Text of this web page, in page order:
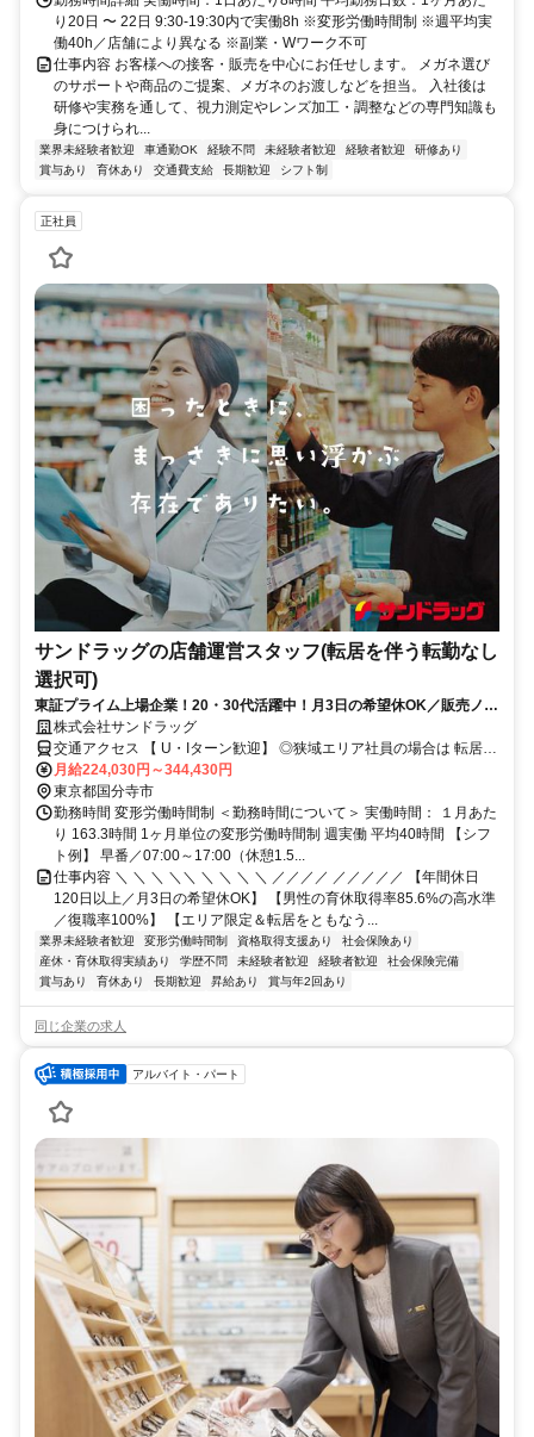
り20日 〜 22日 9:30-19:30内で実働8h ※変形労働時間制 ※週平均実
働40h／店舗により異なる ※副業・Wワーク不可
仕事内容 お客様への接客・販売を中心にお任せします。 メガネ選び
のサポートや商品のご提案、メガネのお渡しなどを担当。 入社後は
研修や実務を通して、視力測定やレンズ加工・調整などの専門知識も
身につけられ...
業界未経験者歓迎 車通勤OK 経験不問 未経験者歓迎 経験者歓迎
研修あり
賞与あり
育休あり 交通費支給 長期歓迎 シフト制
正社員
サンドラッグの店舗運営スタッフ(転居を伴う転勤なし
選択可)
東証プライム上場企業！20・30代活躍中！月3日の希望休OK／販売ノル
マなし／年収例32歳SV816万円／販促企画～商品管理など店舗運営がメ
インの仕事
株式会社サンドラッグ
交通アクセス 【 U・Iターン歓迎】 ◎狭域エリア社員の場合は 転居を
伴う転勤はありません。 ◎マイカー通勤OK
月給224,030円～344,430円
東京都国分寺市
勤務時間 変形労働時間制 ＜勤務時間について＞ 実働時間： １月あた
り 163.3時間 1ヶ月単位の変形労働時間制 週実働 平均40時間 【シフ
ト例】 早番／07:00～17:00（休憩1.5...
仕事内容 ＼ ＼ ＼ ＼＼ ＼ ＼ ＼ ＼ ／／／／ ／／／／／ 【年間休日
120日以上／月3日の希望休OK】 【男性の育休取得率85.6%の高水準
／復職率100%】 【エリア限定＆転居をともなう...
業界未経験者歓迎 変形労働時間制 資格取得支援あり
社会保険あり
産休・育休取得実績あり
学歴不問 未経験者歓迎 経験者歓迎
社会保険完備
賞与あり
育休あり 長期歓迎 昇給あり 賞与年2回あり
同じ企業の求人
アルバイト・パート